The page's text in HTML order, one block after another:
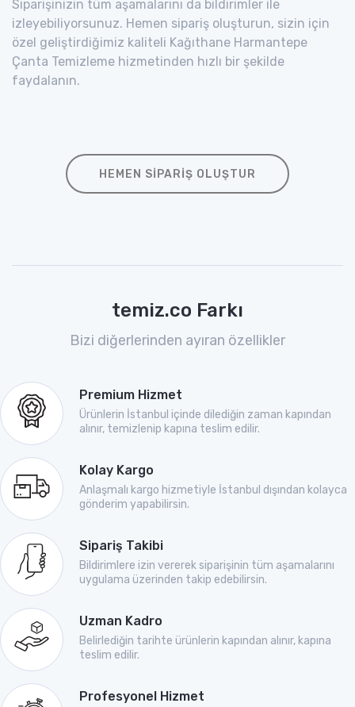
Siparişinizin tüm aşamalarını da bildirimler ile
izleyebiliyorsunuz. Hemen sipariş oluşturun, sizin için
özel geliştirdiğimiz kaliteli Kağıthane Harmantepe
Çanta Temizleme hizmetinden hızlı bir şekilde
faydalanın.
HEMEN SIPARIŞ OLUŞTUR
temiz.co Farkı
Bizi diğerlerinden ayıran özellikler
Premium Hizmet
Ürünlerin İstanbul içinde dilediğin zaman kapından
alınır, temizlenip kapına teslim edilir.
Kolay Kargo
Anlaşmalı kargo hizmetiyle İstanbul dışından kolayca
gönderim yapabilirsin.
Sipariş Takibi
Bildirimlere izin vererek siparişinin tüm aşamalarını
uygulama üzerinden takip edebilirsin.
Uzman Kadro
Belirlediğin tarihte ürünlerin kapından alınır, kapına
teslim edilir.
Profesyonel Hizmet